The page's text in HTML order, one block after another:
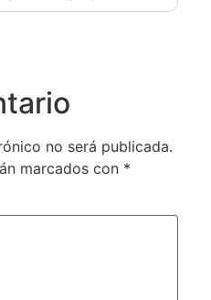
no será publicada.
marcados con *